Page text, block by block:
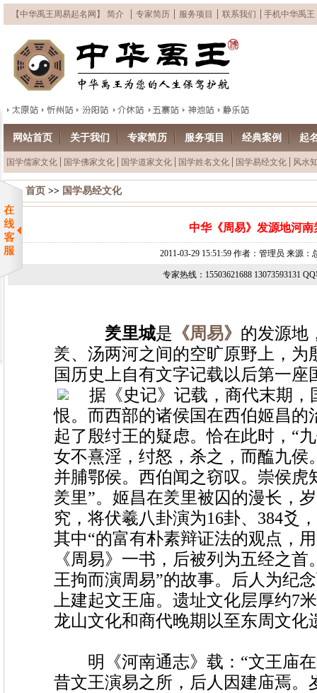
【中华禹王周易起名网】 简介 专家简历 服务项目 联系我们 手机中华禹王
网站首页 关于我们 专家简历 服务项目 经典案例 起
国学儒家文化 国学佛家文化 国学道家文化 国学姓名文化 国学易经文化 风水
首页>> 国学易经文化
中华《周易》发源地河南
2011-03-29 15:51:59 作者：管理员 来源：
专家热线：15503621688 13073593131
羑里城是 《周易》 的发源地
羑、汤两河之间的空旷原野上，为
国历史上自有文字记载以后第一座
据《史记》记载，商代末期
恨。而西部的诸侯国在西伯姬昌的
起了殷纣王的疑虑。恰在此时，“
女不熹淫，纣怒，杀之，而醢九侯
并脯鄂侯。西伯闻之窃叹。崇侯虎
羑里”。姬昌在羑里被囚的漫长，
究，将伏羲八卦演为16卦、384爻
其中“的富有朴素辩证法的观点，
《周易》一书，后被列为五经之
王拘而演周易”的故事。后人为纪
上建起文王庙。遗址文化层厚约7
龙山文化和商代晚期以至东周文化
明《河南通志》载：“文王庙在
昔文王演易之所，后人因建庙焉。